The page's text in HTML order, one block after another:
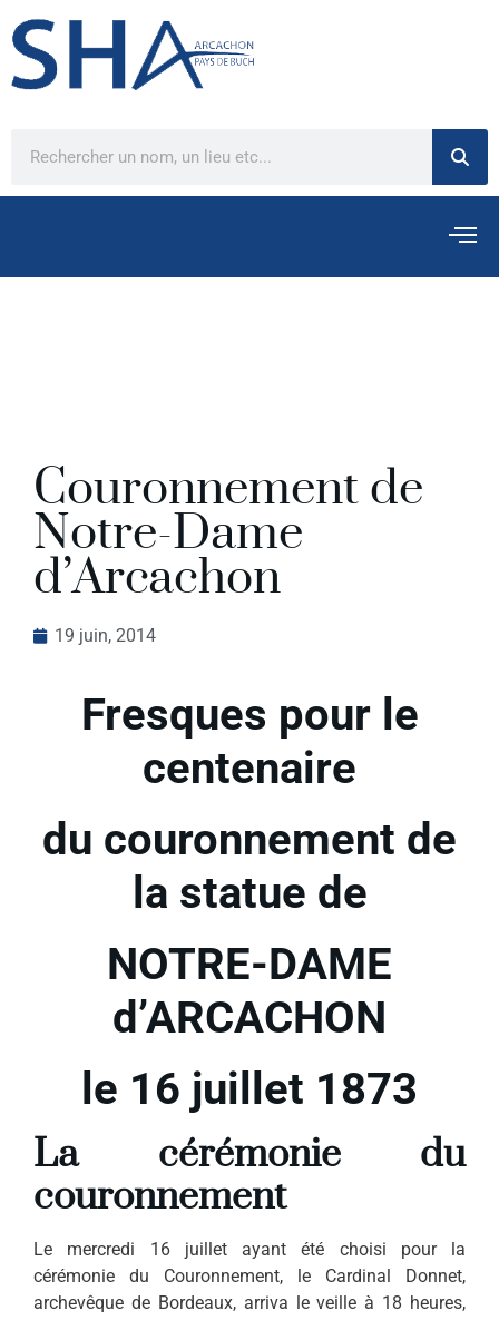
Couronnement de
Notre-Dame
d’Arcachon
19 juin, 2014
Fresques pour le
centenaire
du couronnement de
la statue de
NOTRE-DAME
d’ARCACHON
le 16 juillet 1873
La cérémonie du
couronnement
Le mercredi 16 juillet ayant été choisi pour la
cérémonie du Couronnement, le Cardinal Donnet,
archevêque de Bordeaux, arriva le veille à 18 heures,